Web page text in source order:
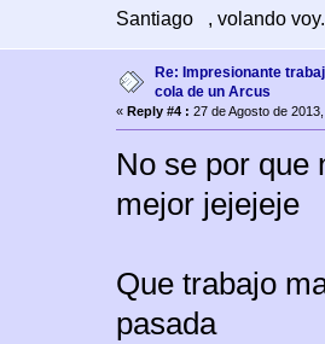
Santiago , volando
Re: Impresionante
cola de un Arcus
« Reply #4 : 27 de Agosto de
No se por que
mejor jejejeje
Que trabajo
pasada